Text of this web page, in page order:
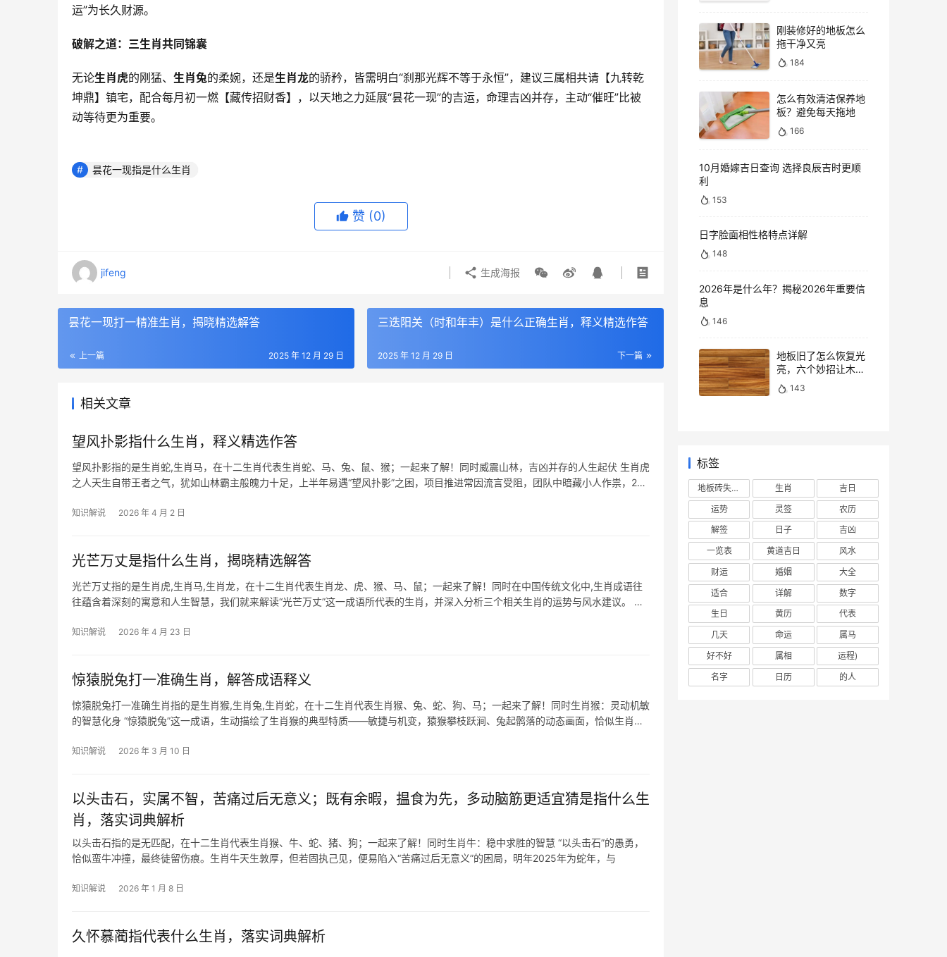
运”为长久财源。
破解之道：三生肖共同锦囊
无论生肖虎的刚猛、 生肖兔的柔婉，还是生肖龙的骄矜，皆需明白“刹那光辉不等于永恒”，建议三属相共请【九转乾
坤鼎】镇宅，配合每月初一燃【藏传招财香】，以天地之力延展“昙花一现”的吉运，命理吉凶并存，主动“催旺”比被
动等待更为重要。
昙花一现指是什么生肖
赞 (0)
jifeng 生成海报
昙花一现打一精准生肖，揭晓精选解答
上一篇 2025 年 12 月 29 日
三迭阳关（时和年丰）是什么正确生肖，释义精选作答
下一篇
2025 年 12 月 29 日
相关文章
望风扑影指什么生肖，释义精选作答
望风扑影指的是生肖蛇,生肖马，在十二生肖代表生肖蛇、马、兔、鼠、猴；一起来了解！同时威震山林，吉凶并存的人生起伏 生肖虎
之人天生自带王者之气，犹如山林霸主般魄力十足，上半年易遇“望风扑影”之困，项目推进常因流言受阻，团队中暗藏小人作祟，23
知识解说 2026 年 4 月 2 日
光芒万丈是指什么生肖，揭晓精选解答
光芒万丈指的是生肖虎,生肖马,生肖龙，在十二生肖代表生肖龙、虎、猴、马、鼠；一起来了解！同时在中国传统文化中,生肖成语往
往蕴含着深刻的寓意和人生智慧，我们就来解读“光芒万丈”这一成语所代表的生肖，并深入分析三个相关生肖的运势与风水建议。 光
知识解说 2026 年 4 月 23 日
惊猿脱兔打一准确生肖，解答成语释义
惊猿脱兔打一准确生肖指的是生肖猴,生肖兔,生肖蛇，在十二生肖代表生肖猴、兔、蛇、狗、马；一起来了解！同时生肖猴：灵动机敏
的智慧化身 “惊猿脱兔”这一成语，生动描绘了生肖猴的典型特质——敏捷与机变，猿猴攀枝跃涧、兔起鹘落的动态画面，恰似生肖猴
知识解说 2026 年 3 月 10 日
以头击石，实属不智，苦痛过后无意义；既有余暇，揾食为先，多动脑筋更适宜猜是指什么生
肖，落实词典解析
以头击石指的是无匹配，在十二生肖代表生肖猴、牛、蛇、猪、狗；一起来了解！同时生肖牛：稳中求胜的智慧 “以头击石”的愚勇，
恰似蛮牛冲撞，最终徒留伤痕。生肖牛天生敦厚，但若固执己见，便易陷入“苦痛过后无意义”的困局，明年2025年为蛇年，与
知识解说 2026 年 1 月 8 日
久怀慕蔺指代表什么生肖，落实词典解析
刚装修好的地板怎么
拖干净又亮
184
怎么有效清洁保养地
板？避免每天拖地
166
10月婚嫁吉日查询 选择良辰吉时更顺
利
153
日字脸面相性格特点详解
148
2026年是什么年？揭秘2026年重要信
息
146
地板旧了怎么恢复光
亮，六个妙招让木地
板焕然一新
143
标签
地板砖失去光泽 生肖
吉日
运势
灵签
农历
解签
日子
吉凶
一览表
黄道吉日
风水
财运
婚姻
大全
适合
详解
数字
生日
黄历
代表
几天
命运
属马
好不好
属相
运程)
名字
日历 的人